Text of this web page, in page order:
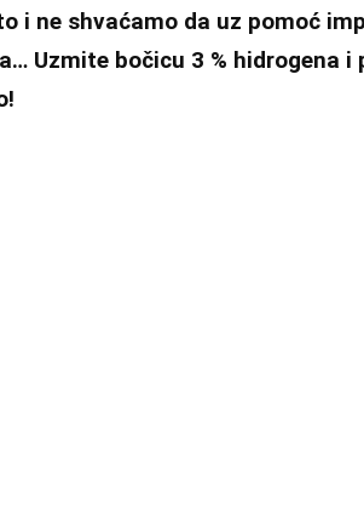
i ne shvaćamo da uz pomoć
Uzmite bočicu 3 % hidrogena